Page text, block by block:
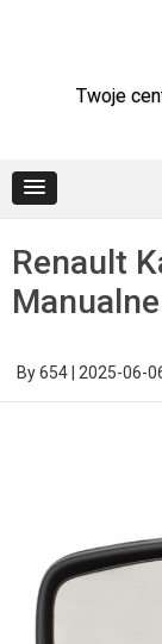
Twoje
Renault
By654 2025-06-